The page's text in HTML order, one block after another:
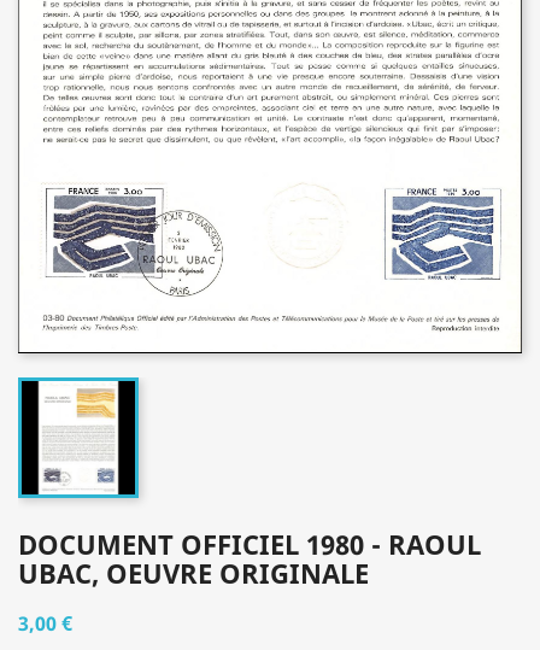
DOCUMENT OFFICIEL 1980 - RAOUL
UBAC, OEUVRE ORIGINALE
3,00 €